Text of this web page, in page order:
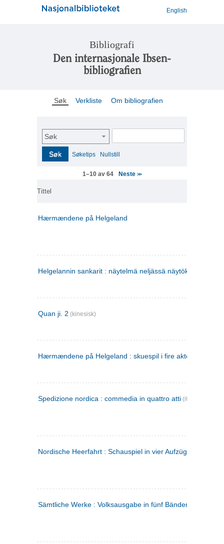
English
Bibliografi
Den internasjonale Ibsen-
bibliografien
Søk Verkliste Om bibliografien
Søk
Søk Søketips Nullstill
1–10 av 64 Neste>>
Tittel
Hærmændene på Helgeland
Helgelannin sankarit : näytelmä neljässä näytöksessä
Quan ji. 2 (kinesisk)
Hærmændene på Helgeland : skuespil i fire akter
Spedizione nordica : commedia in quattro atti (italiensk)
Nordische Heerfahrt : Schauspiel in vier Aufzügen
Sämtliche Werke : Volksausgabe in fünf Bänden